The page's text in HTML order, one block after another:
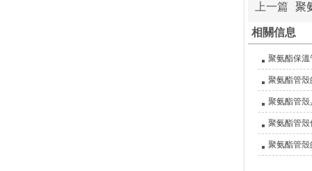
上一篇 聚
相關信息
聚氨酯保
聚氨酯管
聚氨酯管
聚氨酯管
聚氨酯管殼